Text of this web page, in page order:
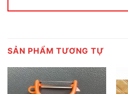
SẢN PHẨM TƯƠNG TỰ